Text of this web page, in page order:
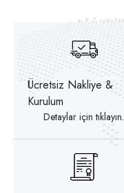
Ücretsiz Nakliye &
Kurulum
Detaylar için tıklayın.